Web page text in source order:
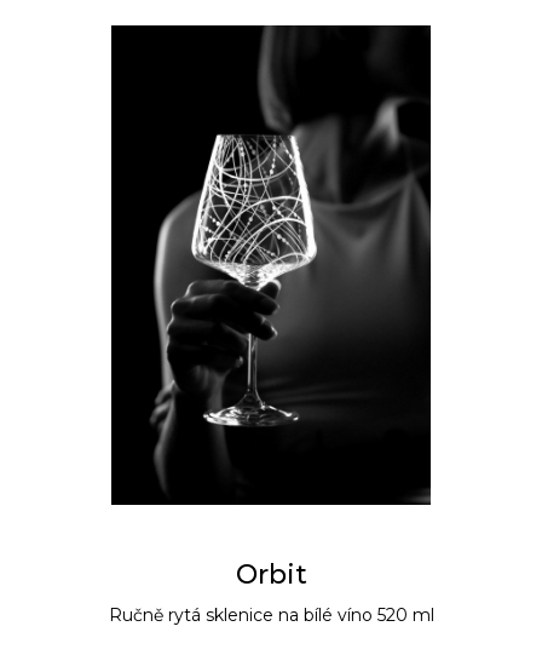
Orbit
Ručně rytá sklenice na bílé víno 520 ml